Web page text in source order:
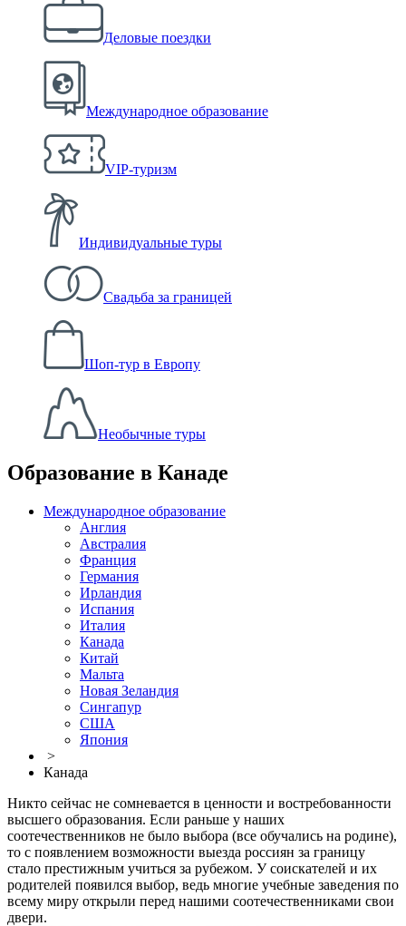
Деловые поездки
Международное образование
VIP-туризм
Индивидуальные туры
Свадьба за границей
Шоп-тур в Европу
Необычные туры
Образование в Канаде
Международное образование
Англия
Австралия
Франция
Германия
Ирландия
Испания
Италия
Канада
Китай
Мальта
Новая Зеландия
Сингапур
США
Япония
>
Канада
Никто сейчас не сомневается в ценности и востребованности
высшего образования. Если раньше у наших
соотечественников не было выбора (все обучались на родине),
то с появлением возможности выезда россиян за границу
стало престижным учиться за рубежом. У соискателей и их
родителей появился выбор, ведь многие учебные заведения по
всему миру открыли перед нашими соотечественниками свои
двери.